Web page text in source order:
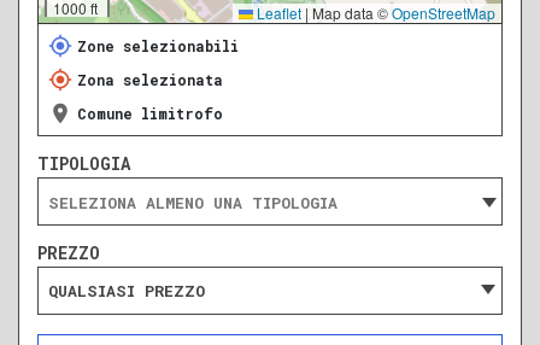
1000 ft Leaflet | Map data ©OpenStreetMap
Zone selezionabili
Zona selezionata
Comune limitrofo
TIPOLOGIA
PREZZO
QUALSIASI PREZZO